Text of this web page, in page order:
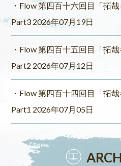
Flow 第四百十六回目「拓哉
Part3 2026年07月19日
Flow 第四百十五回目「拓哉
Part2 2026年07月12日
Flow 第四百十四回目「拓哉
Part1 2026年07月05日